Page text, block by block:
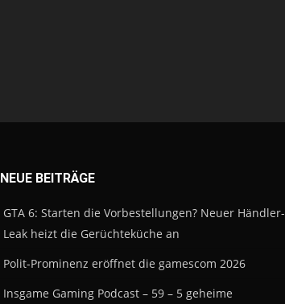
NEUE BEITRÄGE
GTA 6: Starten die Vorbestellungen? Neuer Händler-
Leak heizt die Gerüchteküche an
Polit-Prominenz eröffnet die gamescom 2026
Insgame Gaming Podcast – 59 – 5 geheime